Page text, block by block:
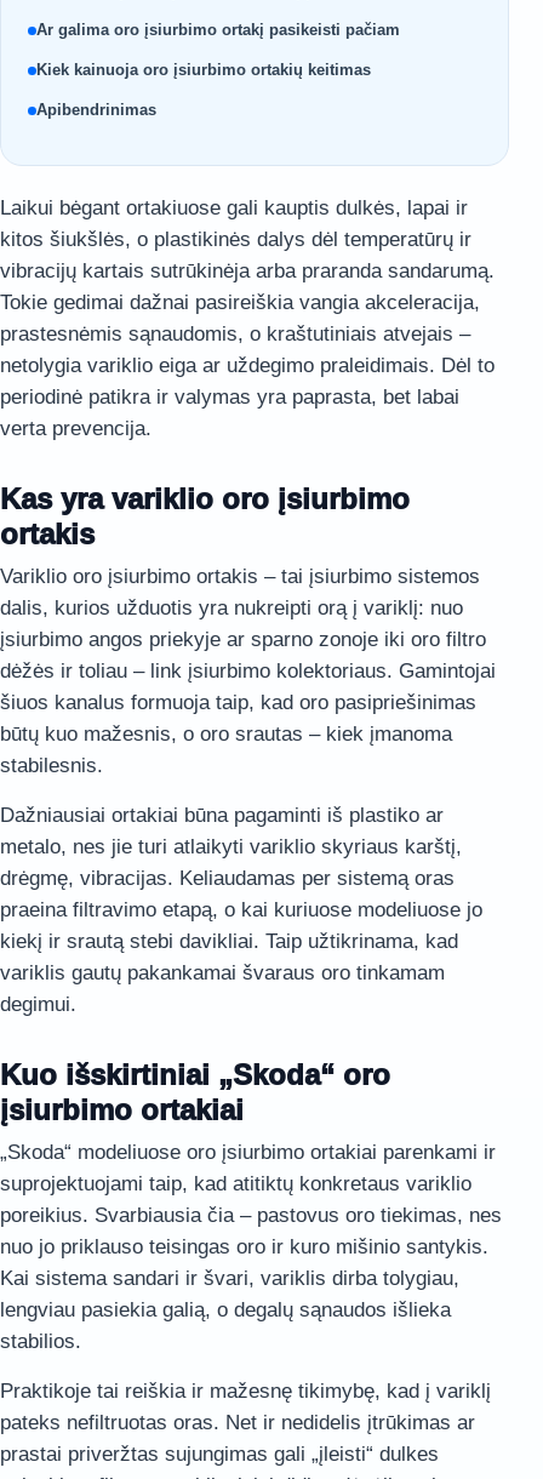
Ar galima oro įsiurbimo ortakį pasikeisti pačiam
Kiek kainuoja oro įsiurbimo ortakių keitimas
Apibendrinimas
Laikui bėgant ortakiuose gali kauptis dulkės, lapai ir
kitos šiukšlės, o plastikinės dalys dėl temperatūrų ir
vibracijų kartais sutrūkinėja arba praranda sandarumą.
Tokie gedimai dažnai pasireiškia vangia akceleracija,
prastesnėmis sąnaudomis, o kraštutiniais atvejais –
netolygia variklio eiga ar uždegimo praleidimais. Dėl to
periodinė patikra ir valymas yra paprasta, bet labai
verta prevencija.
Kas yra variklio oro įsiurbimo
ortakis
Variklio oro įsiurbimo ortakis – tai įsiurbimo sistemos
dalis, kurios užduotis yra nukreipti orą į variklį: nuo
įsiurbimo angos priekyje ar sparno zonoje iki oro filtro
dėžės ir toliau – link įsiurbimo kolektoriaus. Gamintojai
šiuos kanalus formuoja taip, kad oro pasipriešinimas
būtų kuo mažesnis, o oro srautas – kiek įmanoma
stabilesnis.
Dažniausiai ortakiai būna pagaminti iš plastiko ar
metalo, nes jie turi atlaikyti variklio skyriaus karštį,
drėgmę, vibracijas. Keliaudamas per sistemą oras
praeina filtravimo etapą, o kai kuriuose modeliuose jo
kiekį ir srautą stebi davikliai. Taip užtikrinama, kad
variklis gautų pakankamai švaraus oro tinkamam
degimui.
Kuo išskirtiniai „Skoda“ oro
įsiurbimo ortakiai
„Skoda“ modeliuose oro įsiurbimo ortakiai parenkami ir
suprojektuojami taip, kad atitiktų konkretaus variklio
poreikius. Svarbiausia čia – pastovus oro tiekimas, nes
nuo jo priklauso teisingas oro ir kuro mišinio santykis.
Kai sistema sandari ir švari, variklis dirba tolygiau,
lengviau pasiekia galią, o degalų sąnaudos išlieka
stabilios.
Praktikoje tai reiškia ir mažesnę tikimybę, kad į variklį
pateks nefiltruotas oras. Net ir nedidelis įtrūkimas ar
prastai priveržtas sujungimas gali „įleisti“ dulkes